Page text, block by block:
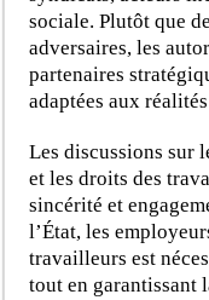
sociale. Plutôt que
adversaires, les
partenaires
adaptées aux
Les discussions sur
et les droits des
sincérité et
l’État, les
travailleurs est
tout en garantissant